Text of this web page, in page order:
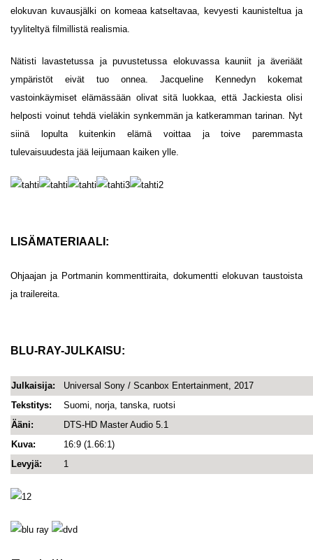
elokuvan kuvausjälki on komeaa katseltavaa, kevyesti kaunisteltua ja
tyyliteltyä filmillistä realismia.
Nätisti lavastetussa ja puvustetussa elokuvassa kauniit ja äveriäät
ympäristöt eivät tuo onnea. Jacqueline Kennedyn kokemat
vastoinkäymiset elämässään olivat sitä luokkaa, että Jackiesta olisi
helposti voinut tehdä vieläkin synkemmän ja katkeramman tarinan. Nyt
siinä lopulta kuitenkin elämä voittaa ja toive paremmasta
tulevaisuudesta jää leijumaan kaiken ylle.
LISÄMATERIAALI:
Ohjaajan ja Portmanin kommenttiraita, dokumentti elokuvan taustoista
ja trailereita.
BLU-RAY-JULKAISU:
Julkaisija:
Universal Sony / Scanbox Entertainment, 2017
Tekstitys:
Suomi, norja, tanska, ruotsi
Ääni:
DTS-HD Master Audio 5.1
Kuva:
16:9 (1.66:1)
Levyjä:
1